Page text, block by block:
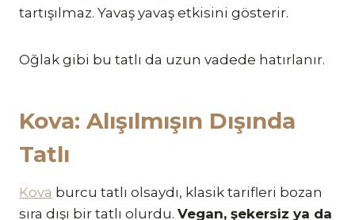
tartışılmaz. Yavaş yavaş etkisini gösterir.
Oğlak gibi bu tatlı da uzun vadede hatırlanır.
Kova: Alışılmışın Dışında
Tatlı
Kova burcu tatlı olsaydı, klasik tarifleri bozan
sıra dışı bir tatlı olurdu. Vegan, şekersiz ya da